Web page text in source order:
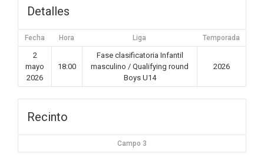
Detalles
Fecha Hora Liga Temporada
2
mayo
2026
18:00
Fase clasificatoria Infantil
masculino / Qualifying round
Boys U14
2026
Recinto
Campo 3